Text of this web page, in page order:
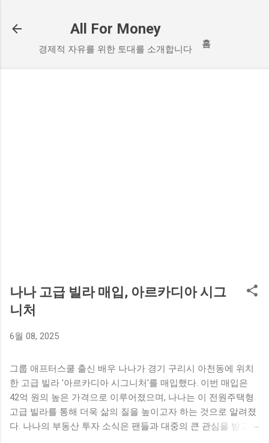
All For Money
경제적 자유를 위한 토대를 소개합니다 홈
나나 고급 빌라 매입, 아르카디아 시그
니처
6월 08, 2025
그룹 애프터스쿨 출신 배우 나나가 경기 구리시 아천동에 위치
한 고급 빌라 '아르카디아 시그니처'를 매입했다. 이번 매입은
42억 원의 높은 가격으로 이루어졌으며, 나나는 이 전원주택형
고급 빌라를 통해 더욱 삶의 질을 높이고자 하는 것으로 알려졌
다. 나나의 부동산 투자 소식은 팬들과 대중의 큰 관심을 받고